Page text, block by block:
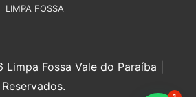
LIMPA FOSSA
Fossa Vale do Paraíba |